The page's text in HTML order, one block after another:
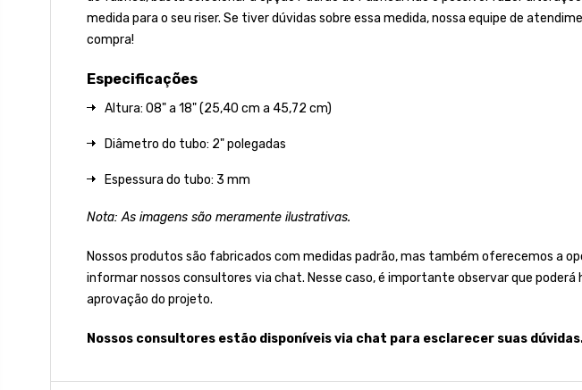
medida para o seu riser. Se tiver dúvidas sobre essa medida, nossa equipe de
compra!
Especificações
Altura: 08" a 18" (25,40 cm a 45,72 cm)
Diâmetro do tubo: 2" polegadas
Espessura do tubo: 3 mm
Nota: As imagens são meramente ilustrativas.
Nossos produtos são fabricados com medidas padrão, mas também oferecemos a
informar nossos consultores via chat. Nesse caso, é importante observar que
aprovação do projeto.
Nossos consultores estão disponíveis via chat para esclarecer suas